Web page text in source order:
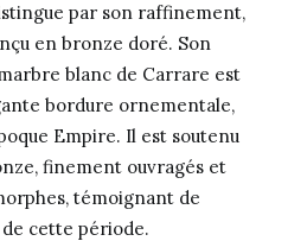
par son raffinement,
en bronze doré. Son
blanc de Carrare est
bordure ornementale,
Empire. Il est soutenu
finement ouvragés et
témoignant de
cette période.